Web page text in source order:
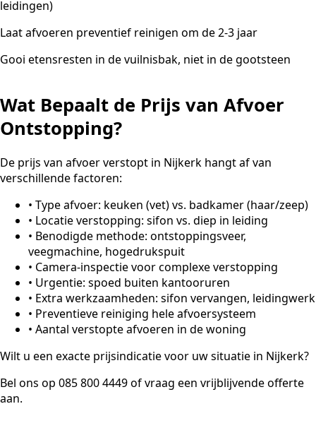
leidingen)
Laat afvoeren preventief reinigen om de 2-3 jaar
Gooi etensresten in de vuilnisbak, niet in de gootsteen
Wat Bepaalt de Prijs van Afvoer
Ontstopping?
De prijs van afvoer verstopt in Nijkerk hangt af van
verschillende factoren:
• Type afvoer: keuken (vet) vs. badkamer (haar/zeep)
• Locatie verstopping: sifon vs. diep in leiding
• Benodigde methode: ontstoppingsveer,
veegmachine, hogedrukspuit
• Camera-inspectie voor complexe verstopping
• Urgentie: spoed buiten kantooruren
• Extra werkzaamheden: sifon vervangen, leidingwerk
• Preventieve reiniging hele afvoersysteem
• Aantal verstopte afvoeren in de woning
Wilt u een exacte prijsindicatie voor uw situatie in Nijkerk?
Bel ons op 085 800 4449 of vraag een vrijblijvende offerte
aan.